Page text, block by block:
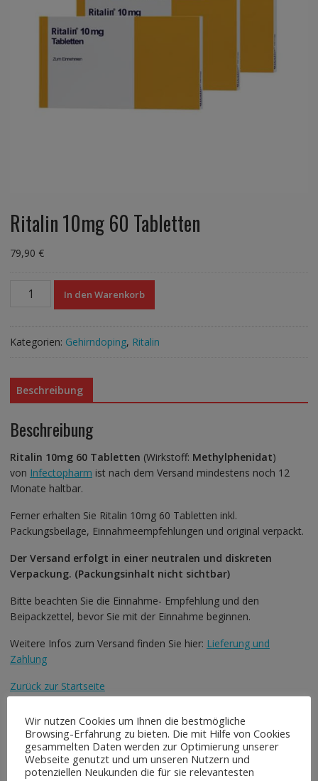
Ritalin 10mg 60 Tabletten
79,90 €
Ritalin
10mg
Menge
In den Warenkorb
Kategorien: Gehirndoping, Ritalin
Beschreibung
Beschreibung
Ritalin 10mg 60 Tabletten (Wirkstoff: Methylphenidat)
von Infectopharm ist nach dem Versand mindestens noch 12
Monate haltbar.
Ferner erhalten Sie Ritalin 10mg 60 Tabletten inkl.
Packungsbeilage, Einnahmeempfehlungen und original verpackt.
Der Versand erfolgt in einer neutralen und diskreten
Verpackung. (Packungsinhalt nicht sichtbar)
Bitte beachten Sie die Einnahme- Empfehlung und den
Beipackzettel, bevor Sie mit der Einnahme beginnen.
Weitere Infos zum Versand finden Sie hier: Lieferung und
Zahlung
Zurück zur Startseite
Ähnliche Produkte
Wir nutzen Cookies um Ihnen die bestmögliche
Browsing-Erfahrung zu bieten. Die mit Hilfe von Cookies
gesammelten Daten werden zur Optimierung unserer
Webseite genutzt und um unseren Nutzern und
potenziellen Neukunden die für sie relevantesten